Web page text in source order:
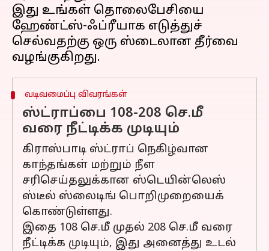
இது உங்கள் தொலைபேசியை
ஹேண்ட்ஸ்-ஃப்ரீயாக எடுத்துச்
செல்வதற்கு ஒரு ஸ்டைலான தீர்வை
வடிவமைப்பு விவரங்கள்
ஸ்ட்ராப்பை 108-208 செ.மீ
வரை நீட்டிக்க முடியும்
கிராஸ்பாடி ஸ்ட்ராப் நெகிழ்வான
காந்தங்கள் மற்றும் நீள
சரிசெய்தலுக்கான ஸ்டெயின்லெஸ்
ஸ்டீல் ஸ்லைடிங் பொறிமுறையைக்
கொண்டுள்ளது.
இதை 108 செ.மீ முதல் 208 செ.மீ வரை
நீட்டிக்க முடியும், இது அனைத்து உடல்